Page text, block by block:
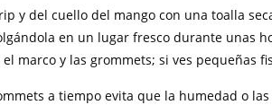
y del cuello del mango con una toalla
en un lugar fresco durante unas
marco y las grommets; si ves pequeñas
a tiempo evita que la humedad o